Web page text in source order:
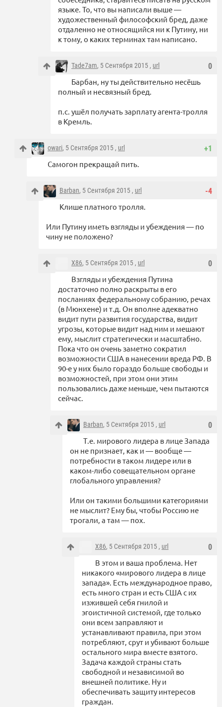
языке. То, что вы написали выше —
художественный философский бред, даже
отдаленно не относящийся ни к Путину, ни
к тому, о каких терминах там написано.
0
Tade7am, 5 Сентября 2015 , url
Барбан, ну ты действительно несёшь
полный и несвязный бред.
п.с. ушёл получать зарплату агента-тролля
в Кремль.
+1
owari, 5 Сентября 2015 , url
Самогон прекращай пить.
-4
Barban, 5 Сентября 2015 , url
Клише платного тролля.
Или Путину иметь взгляды и убеждения — по
чину не положено?
0
X86, 5 Сентября 2015 , url
Взгляды и убеждения Путина
достаточно полно раскрыты в его
посланиях федеральному собранию, речах
(в Мюнхене) и т.д. Он вполне адекватно
видит пути развития государства, видит
угрозы, которые видит над ним и мешают
ему, мыслит стратегически и масштабно.
Пока что он очень заметно сократил
возможности США в нанесении вреда РФ. В
90-е у них было гораздо больше свободы и
возможностей, при этом они этим
пользовались даже меньше, чем пытаются
сейчас.
0
Barban, 5 Сентября 2015 , url
Т.е. мирового лидера в лице Запада
он не признает, как и — вообще —
потребности в таком лидере или в
каком-либо совещательном органе
глобального управления?
Или он такими большими категориями
не мыслит? Ему бы, чтобы Россию не
трогали, а там — пох.
0
X86, 5 Сентября 2015 , url
В этом и ваша проблема. Нет
никакого «мирового лидера в лице
запада». Есть международное право,
есть много стран и есть США с их
изжившей себя гнилой и
эгоистичной системой, где только
они всем заправляют и
устанавливают правила, при этом
потребляют, срут и убивают больше
остального мира вместе взятого.
Задача каждой страны стать
свободной и независимой во
внешней политике. Ну и
обеспечивать защиту интересов
граждан.